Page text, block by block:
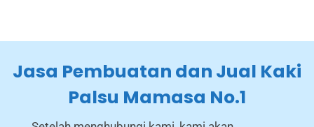
Jasa Pembuatan dan Jual Kaki
Palsu Mamasa No.1